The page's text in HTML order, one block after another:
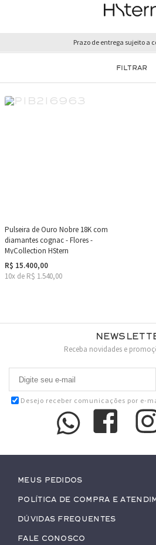
Prazo de entrega sujeito a
FILTRAR
Pulseira de Ouro Nobre 18K com
diamantes cognac - Flores -
MyCollection HStern
R$ 15.400,00
10x de R$ 1.540,00
Receba novidades e
Desejo receber comunicações por e-
Meus pedidos
Política de Compra e
Dúvidas Frequentes
Fale conosco